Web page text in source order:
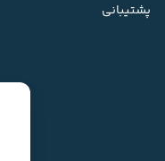
پشتیبانی